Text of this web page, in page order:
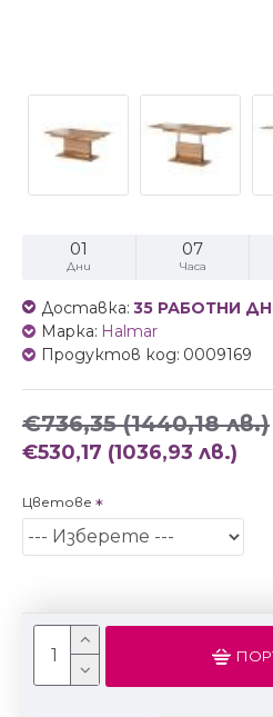
01
Дни
07
Часа
€530,17 (1036,93 лв.)
€736,35(1440,18 лв.)
Доставка: 35 РАБОТНИ
Марка: Halmar
Продуктов код: 0009169
Цветове